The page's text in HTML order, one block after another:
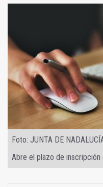
Foto: JUNTA DE
Abre el plazo de inscripción